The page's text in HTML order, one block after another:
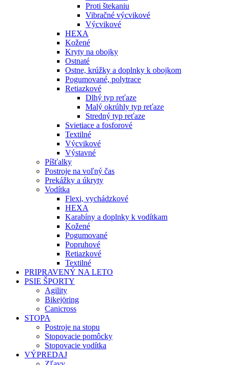
Proti štekaniu
Vibračné výcvikové
Výcvikové
HEXA
Kožené
Kryty na obojky
Ostnaté
Ostne, krúžky a doplnky k obojkom
Pogumované, polytrace
Retiazkové
Dlhý typ reťaze
Malý okrúhly typ reťaze
Stredný typ reťaze
Svietiace a fosforové
Textilné
Výcvikové
Výstavné
Píšťalky
Postroje na voľný čas
Prekážky a úkryty
Vodítka
Flexi, vychádzkové
HEXA
Karabíny a doplnky k vodítkam
Kožené
Pogumované
Popruhové
Retiazkové
Textilné
PRIPRAVENÝ NA LETO
PSIE ŠPORTY
Agility
Bikejöring
Canicross
STOPA
Postroje na stopu
Stopovacie pomôcky
Stopovacie vodítka
VÝPREDAJ